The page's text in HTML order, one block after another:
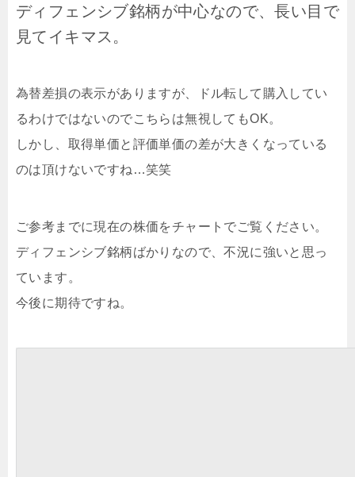
ディフェンシブ銘柄が中心なので、長い目で
見てイキマス。
為替差損の表示がありますが、ドル転して購入してい
るわけではないのでこちらは無視してもOK。
しかし、取得単価と評価単価の差が大きくなっている
のは頂けないですね…笑笑
ご参考までに現在の株価をチャートでご覧ください。
ディフェンシブ銘柄ばかりなので、不況に強いと思っ
ています。
今後に期待ですね。